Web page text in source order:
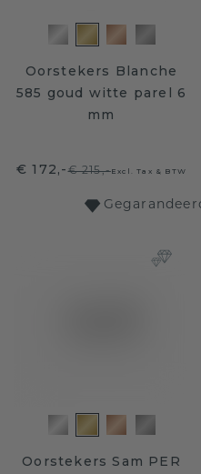
Oorstekers Blanche
585 goud witte parel 6
mm
€ 172,-€ 215,-Excl. Tax & BTW
Oorstekers Sam PER